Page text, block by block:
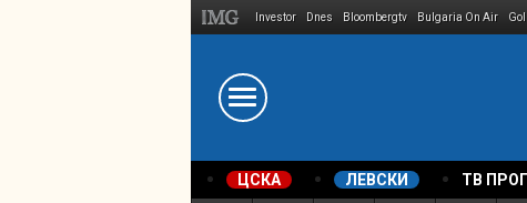
Investor Dnes Bloombergtv Bulgaria On Air Gol
ЦСКА ЛЕВСКИ ТВ